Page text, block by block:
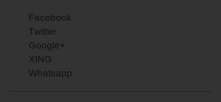
Facebook
Twitter
Google+
XING
Whatsapp